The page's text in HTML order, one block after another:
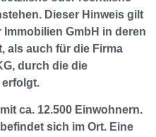
Dieser Hinweis gilt
GmbH in deren
als auch für die Firma
durch die die
erfolgt.
ca. 12.500 Einwohnern.
sich im Ort. Eine